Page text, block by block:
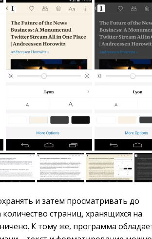
и затем просматривать до
страниц, хранящихся на
К тому же, программа